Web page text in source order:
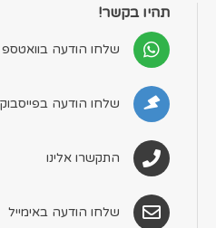
תהיו בקשר!
שלחו הודעה בוואטספ
שלחו הודעה בפייסבוק
התקשרו אלינו
שלחו הודעה באימייל